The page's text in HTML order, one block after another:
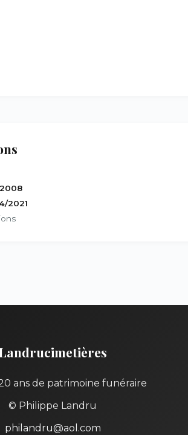
2021
ans de patrimoine funéraire
© Philippe Landru
philandru@aol.com